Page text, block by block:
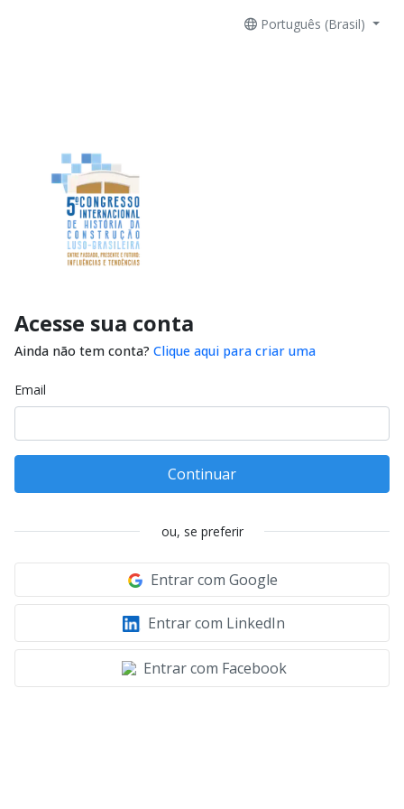
Português (Brasil)
Acesse sua conta
Ainda não tem conta? Clique aqui para criar uma
Email
Continuar
ou, se preferir
Entrar com Google
Entrar com LinkedIn
Entrar com Facebook